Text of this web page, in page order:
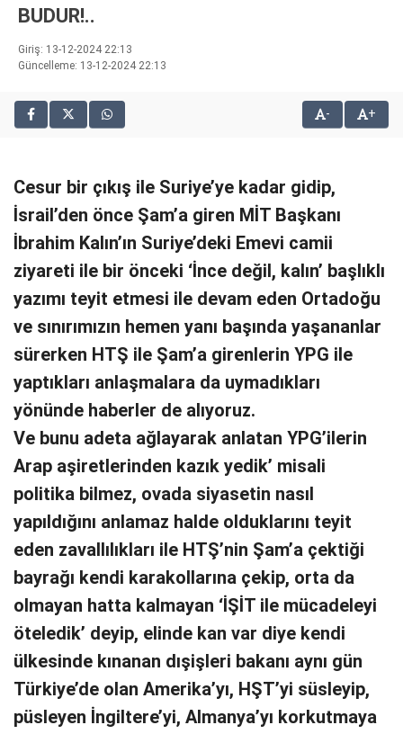
bonusu
siteler
2025
bonusu
veren
giriş
BUDUR!..
Giriş: 13-12-2024 22:13
Güncelleme: 13-12-2024 22:13
- +
Cesur bir çıkış ile Suriye’ye kadar gidip,
İsrail’den önce Şam’a giren MİT Başkanı
İbrahim Kalın’ın Suriye’deki Emevi camii
ziyareti ile bir önceki ‘İnce değil, kalın’ başlıklı
yazımı teyit etmesi ile devam eden Ortadoğu
ve sınırımızın hemen yanı başında yaşananlar
sürerken HTŞ ile Şam’a girenlerin YPG ile
yaptıkları anlaşmalara da uymadıkları
yönünde haberler de alıyoruz.
Ve bunu adeta ağlayarak anlatan YPG’ilerin
Arap aşiretlerinden kazık yedik’ misali
politika bilmez, ovada siyasetin nasıl
yapıldığını anlamaz halde olduklarını teyit
eden zavallılıkları ile HTŞ’nin Şam’a çektiği
bayrağı kendi karakollarına çekip, orta da
olmayan hatta kalmayan ‘İŞİT ile mücadeleyi
öteledik’ deyip, elinde kan var diye kendi
ülkesinde kınanan dışişleri bakanı aynı gün
Türkiye’de olan Amerika’yı, HŞT’yi süsleyip,
püsleyen İngiltere’yi, Almanya’yı korkutmaya